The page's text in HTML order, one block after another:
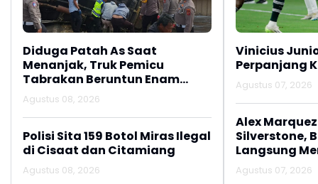
Diduga Patah As Saat
Menanjak, Truk Pemicu
Tabrakan Beruntun Enam
Kendaraan di Ciwidey
Diselidiki Polisi
Agustus 08, 2026
Polisi Sita 159 Botol Miras Ilegal
di Cisaat dan Citamiang
Agustus 08, 2026
Vinicius
Perpanjang
Agustus 07, 2026
Alex
Silverstone,
Langsung
Agustus 07, 2026